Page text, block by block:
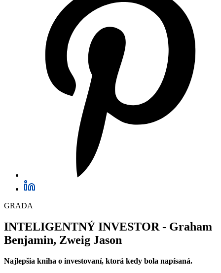
GRADA
INTELIGENTNÝ INVESTOR - Graham
Benjamin, Zweig Jason
Najlepšia kniha o investovaní, ktorá kedy bola napísaná.